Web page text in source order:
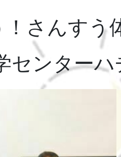
さんすう
センターハ